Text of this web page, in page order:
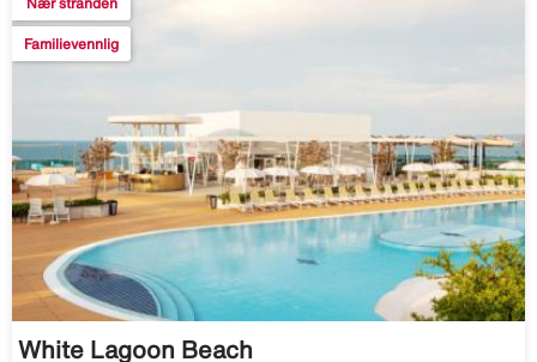
Nær stranden
Familievennlig
White Lagoon Beach